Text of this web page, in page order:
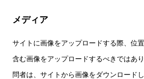
メディア
サイトに画像をアップロードする際、位
含む画像をアップロードするべきではあ
問者は、サイトから画像をダウンロード